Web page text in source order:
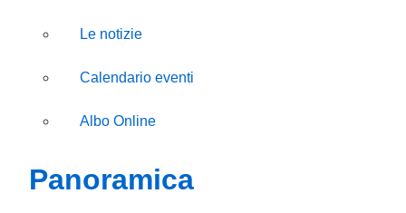
Le notizie
Calendario eventi
Albo Online
panoramica